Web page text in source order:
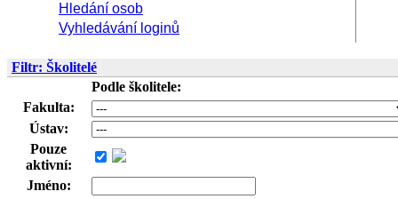
Hledání osob
Vyhledávání loginů
Filtr: Školitelé
Podle školitele:
Fakulta:
Ústav:
Pouze
aktivní:
Jméno: